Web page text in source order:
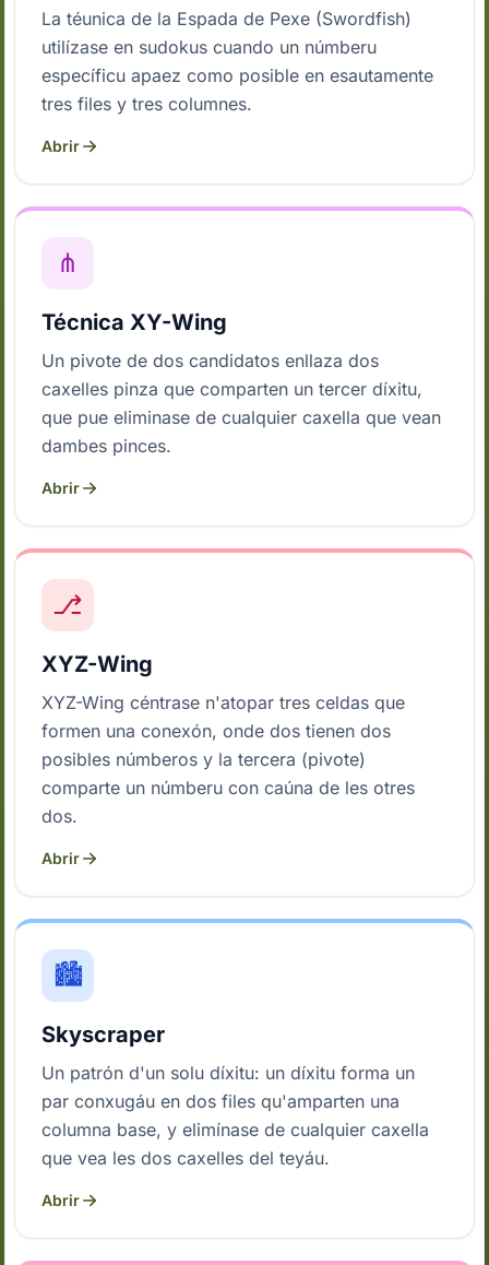
La téunica de la Espada de Pexe (Swordfish)
utilízase en sudokus cuando un númberu
específicu apaez como posible en esautamente
tres files y tres columnes.
Abrir
⋔
Técnica XY-Wing
Un pivote de dos candidatos enllaza dos
caxelles pinza que comparten un tercer díxitu,
que pue eliminase de cualquier caxella que vean
dambes pinces.
Abrir
⎇
XYZ-Wing
XYZ-Wing céntrase n'atopar tres celdas que
formen una conexón, onde dos tienen dos
posibles númberos y la tercera (pivote)
comparte un númberu con caúna de les otres
dos.
Abrir
🏙
Skyscraper
Un patrón d'un solu díxitu: un díxitu forma un
par conxugáu en dos files qu'amparten una
columna base, y elimínase de cualquier caxella
que vea les dos caxelles del teyáu.
Abrir